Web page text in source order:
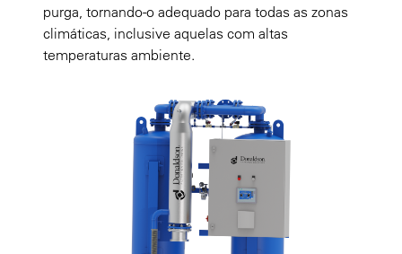
purga, tornando-o adequado para todas as zonas
climáticas, inclusive aquelas com altas
temperaturas ambiente.